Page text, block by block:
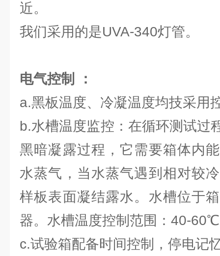
近。
我们采用的是UVA-340灯管。
电气控制 ：
a.黑板温度、冷凝温度均技采用
b.水槽温度监控：在循环测试过
黑暗凝露过程，它需要箱体内
水蒸气，当水蒸气遇到相对较
样板表面凝结露水。水槽位于
器。水槽温度控制范围：40-60℃
c.试验箱配备时间控制，停电记